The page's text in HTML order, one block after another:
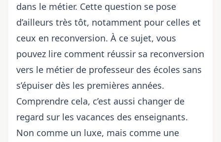
dans le métier. Cette question se pose
d’ailleurs très tôt, notamment pour celles et
ceux en reconversion. À ce sujet, vous
pouvez lire comment réussir sa reconversion
vers le métier de professeur des écoles sans
s’épuiser dès les premières années.
Comprendre cela, c’est aussi changer de
regard sur les vacances des enseignants.
Non comme un luxe, mais comme une